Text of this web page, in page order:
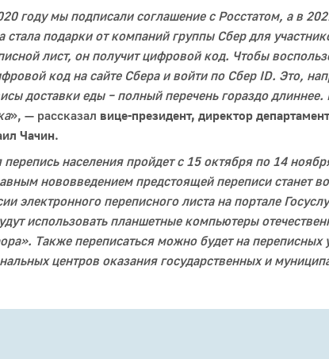
году мы подписали соглашение с Росстатом, а в
стала подарки от компаний группы Сбер для
лист, он получит цифровой код. Чтобы
код на сайте Сбера и войти по Сбер ID. Это,
доставки еды – полный перечень гораздо
», — рассказал вице-президент, директор
Чачин.
перепись населения пройдет с 15 октября по 14
нововведением предстоящей переписи станет
электронного переписного листа на портале
использовать планшетные компьютеры
Также переписаться можно будет на переписных
центров оказания государственных и